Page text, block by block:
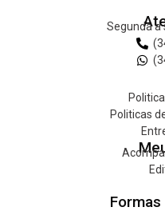
Segunda a
Politicas